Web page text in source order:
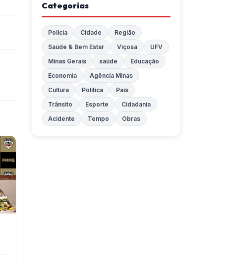
Categorias
Polícia Cidade
Região
Saúde & Bem Estar
Viçosa
UFV
Minas Gerais
saúde
Educação
Economia
Agência Minas
Cultura
Política
País
Trânsito
Esporte
Cidadania
Acidente
Tempo Obras